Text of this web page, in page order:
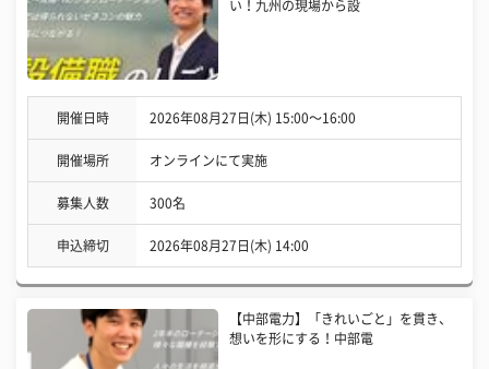
い！九州の現場から設
開催日時 2026年08月27日(木) 15:00〜16:00
開催場所 オンラインにて実施
募集人数 300名
申込締切 2026年08月27日(木) 14:00
【中部電力】「きれいごと」を貫き、
想いを形にする！中部電